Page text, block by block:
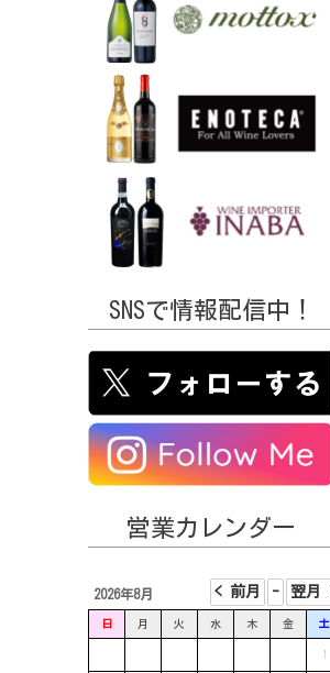
SNSで情報配信中！
営業カレンダー
2026年8月
日 月 火 水 木 金 土
1